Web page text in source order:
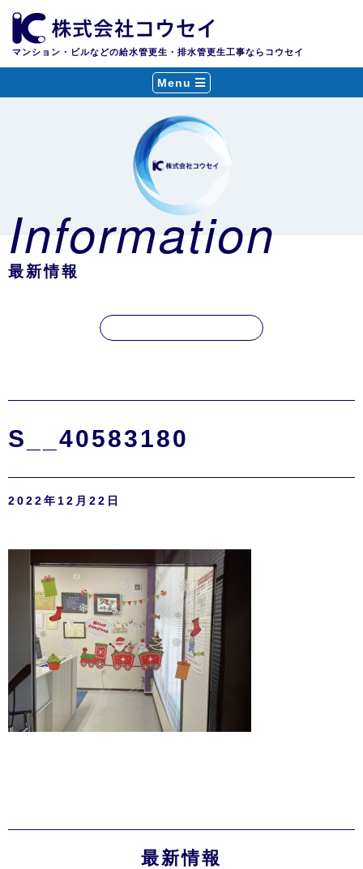
マンション・ビルなどの給水管更生・排水管更生工事ならコウセイ
Menu
Information
最新情報
S__40583180
2022年12月22日
最新情報